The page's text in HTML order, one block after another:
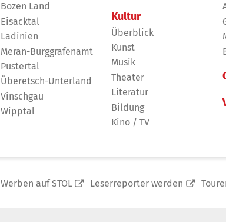
Bozen Land
Eisacktal
Ladinien
Meran-Burggrafenamt
Pustertal
Überetsch-Unterland
Vinschgau
Wipptal
Kultur
Überblick
Kunst
Musik
Theater
Literatur
Bildung
Kino / TV
Werben auf STOL Leserreporter werden